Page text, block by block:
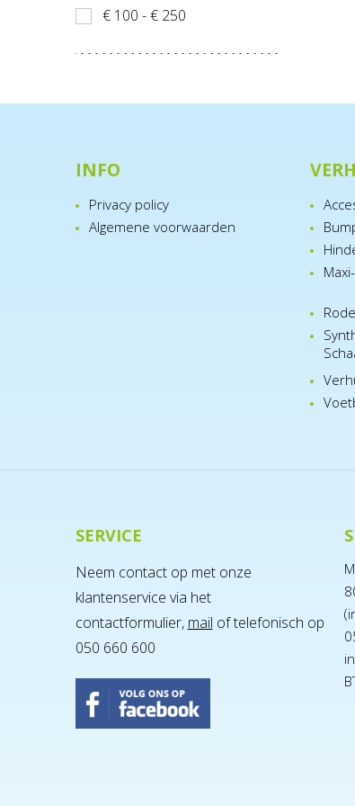
€ 100 - € 250
INFO
Privacy policy
Algemene voorwaarden
SERVICE
Neem contact op met onze
klantenservice via het
contactformulier, mail of telefonisch op
050 660 600